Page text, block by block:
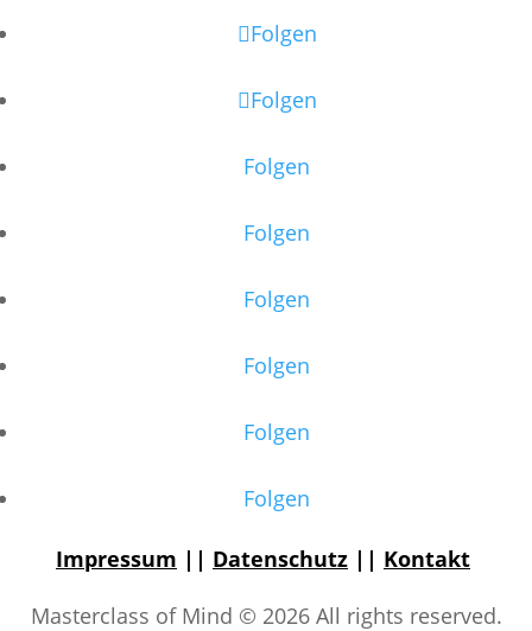
Folgen
Folgen
Folgen
Folgen
Folgen
Folgen
Folgen
Folgen
Impressum || Datenschutz || Kontakt
Masterclass of Mind © 2026 All rights reserved.